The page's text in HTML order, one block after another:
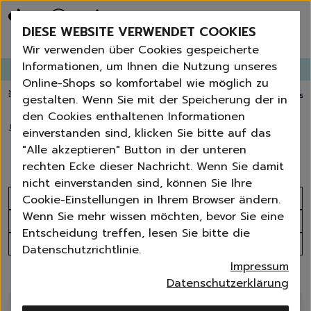
Bestseller
Angebote der Woche
Neu
Essentials für dein Zuhause
Universal & Ökoprodukte
Spring by Jenna
Sets
Reiniger
Küche
Bad | WC
Fenster | Glas | Spiegel
Möbelreiniger
Bodenreiniger
Wischmopps | Besen |
Außenreiniger
Bürsten
Zubehör
Nature All - Öko Reinigung
Erneut bestellen
GANGLETTERabonnieren undbis zu 30%Rabatt erhalten!
💥 Fugenbürste gratis ab 60 € Bestellwert⭐️ 4,8 TrustPilot score📦
🏠 Autopflege Innenraum | Cockpit
Innenraum | Cockpit
Sortieren nach
Produktanzahl
Alle Filter
9 Produkte
DIESE WEBSITE VERWENDET COOKIES
Wir verwenden über Cookies gespeicherte
Informationen, um Ihnen die Nutzung unseres
Online-Shops so komfortabel wie möglich zu
gestalten. Wenn Sie mit der Speicherung der in
den Cookies enthaltenen Informationen
einverstanden sind, klicken Sie bitte auf das
"Alle akzeptieren" Button in der unteren
rechten Ecke dieser Nachricht. Wenn Sie damit
nicht einverstanden sind, können Sie Ihre
Cookie-Einstellungen in Ihrem Browser ändern.
Wenn Sie mehr wissen möchten, bevor Sie eine
Entscheidung treffen, lesen Sie bitte die
Datenschutzrichtlinie.
Impressum
Datenschutzerklärung